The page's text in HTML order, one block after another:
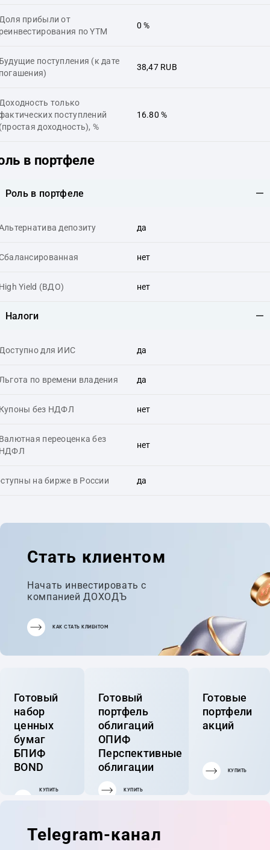
прибыли от
по YTM
0 %
поступления (к дате
38,47 RUB
только
поступлений
доходность), %
16.80 %
в портфеле
Роль в портфеле
депозиту да
нет
Yield (ВДО) нет
Налоги
для ИИС да
по времени владения да
без НДФЛ нет
переоценка без
нет
на бирже в России да
Стать клиентом
Начать инвестировать с
компанией ДОХОДЪ
КАК СТАТЬ КЛИЕНТОМ
Готовый
набор
ценных
бумаг
БПИФ
BOND
КУПИТЬ
Готовый
портфель
облигаций
ОПИФ
Перспективные
облигации
КУПИТЬ
Готовые
портфели
акций
КУПИТЬ
Telegram-канал